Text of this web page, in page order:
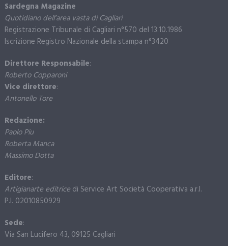
Sardegna Magazine
Quotidiano dell’area vasta di Cagliari
Registrazione Tribunale di Cagliari n°570 del 13.10.1986
Iscrizione Registro Nazionale della stampa n°3420
Direttore Responsabile:
Roberto Copparoni
Vice direttore:
Antonello Tore
Redazione:
Paolo Piu
Roberta Manca
Massimo Dotta
Editore:
Artigianarte editricedi Service Art Società Cooperativa a.r.l.
P.I. 02010850929
Sede:
Via San Lucifero 43, 09125 Cagliari